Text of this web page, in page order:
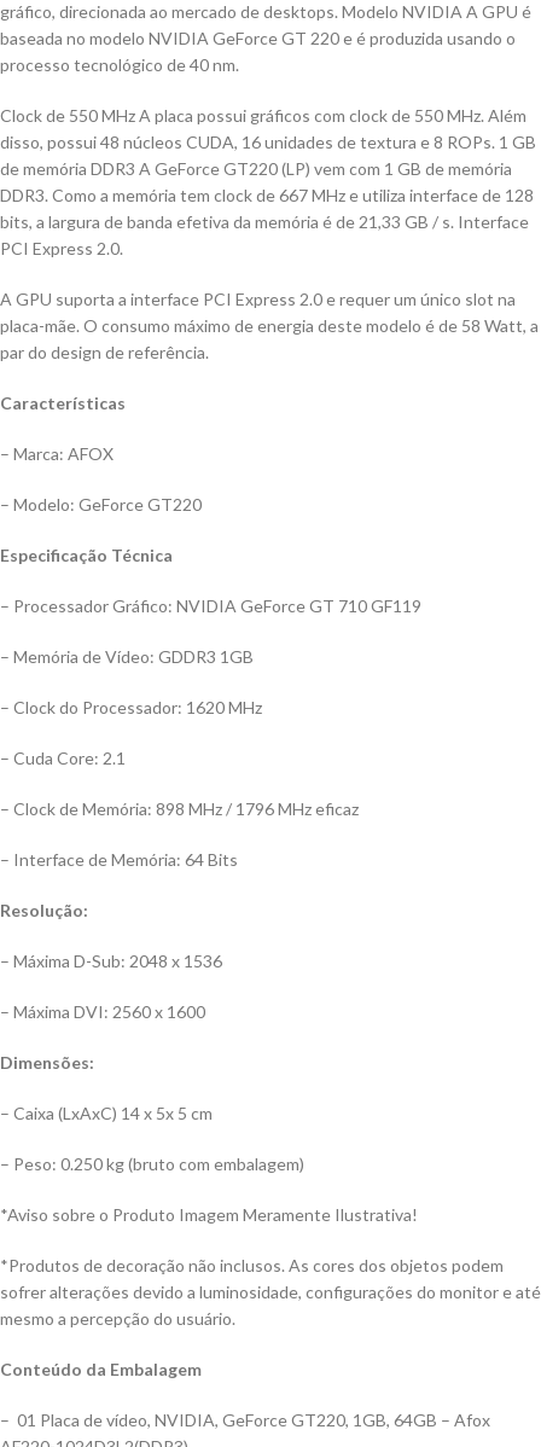
gráfico, direcionada ao mercado de desktops. Modelo NVIDIA A GPU é
baseada no modelo NVIDIA GeForce GT 220 e é produzida usando o
processo tecnológico de 40 nm.
Clock de 550 MHz A placa possui gráficos com clock de 550 MHz. Além
disso, possui 48 núcleos CUDA, 16 unidades de textura e 8 ROPs. 1 GB
de memória DDR3 A GeForce GT220 (LP) vem com 1 GB de memória
DDR3. Como a memória tem clock de 667 MHz e utiliza interface de 128
bits, a largura de banda efetiva da memória é de 21,33 GB / s. Interface
PCI Express 2.0.
A GPU suporta a interface PCI Express 2.0 e requer um único slot na
placa-mãe. O consumo máximo de energia deste modelo é de 58 Watt, a
par do design de referência.
Características
– Marca: AFOX
– Modelo: GeForce GT220
Especificação Técnica
– Processador Gráfico: NVIDIA GeForce GT 710 GF119
– Memória de Vídeo: GDDR3 1GB
– Clock do Processador: 1620 MHz
– Cuda Core: 2.1
– Clock de Memória: 898 MHz / 1796 MHz eficaz
– Interface de Memória: 64 Bits
Resolução:
– Máxima D-Sub: 2048 x 1536
– Máxima DVI: 2560 x 1600
Dimensões:
– Caixa (LxAxC) 14 x 5x 5 cm
– Peso: 0.250 kg (bruto com embalagem)
*Aviso sobre o Produto Imagem Meramente Ilustrativa!
*Produtos de decoração não inclusos. As cores dos objetos podem
sofrer alterações devido a luminosidade, configurações do monitor e até
mesmo a percepção do usuário.
Conteúdo da Embalagem
– 01 Placa de vídeo, NVIDIA, GeForce GT220, 1GB, 64GB – Afox